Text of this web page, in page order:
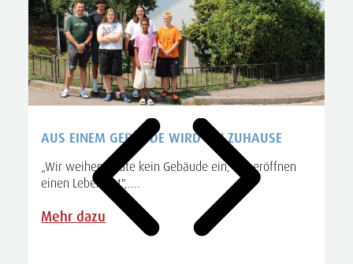
AUS EINEM GEBÄUDE WIRD EIN ZUHAUSE
„Wir weihen heute kein Gebäude ein, wir eröffnen
einen Lebensort",....
Mehr dazu